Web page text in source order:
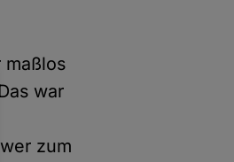
maßlos
war
zum